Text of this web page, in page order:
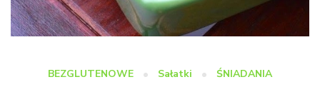
BEZGLUTENOWE Sałatki ŚNIADANIA